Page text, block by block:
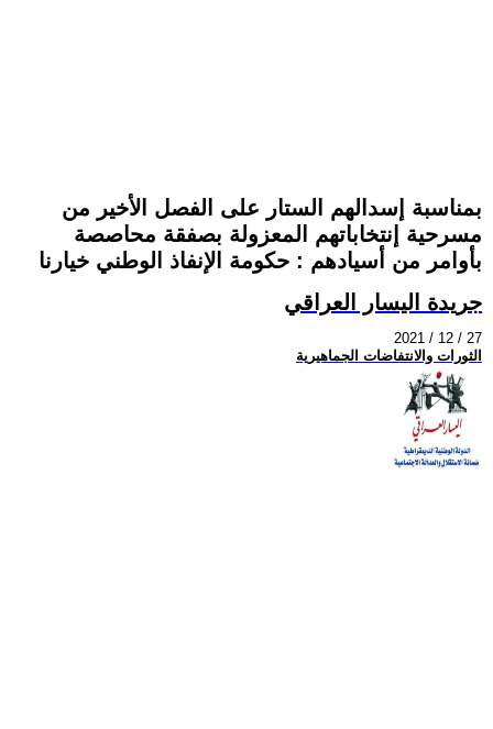
بمناسبة إسدالهم الستار على الفصل الأخير من
مسرحية إنتخاباتهم المعزولة بصفقة محاصصة
بأوامر من أسيادهم : حكومة الإنفاذ الوطني خيارنا
جريدة اليسار العراقي
2021 / 12 / 27
الثورات والانتفاضات الجماهيرية